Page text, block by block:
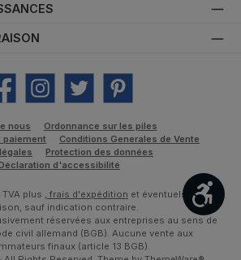
Instagram Twitter Pinterest
nous
Ordonnance sur les piles
paiement
Conditions Generales de Vente
Protection des données
d'accessibilité
plus , frais d'expédition et éventuels frais de
sauf indication contraire.
réservées aux entreprises au sens de
civil allemand (BGB). Aucune vente aux
finaux (article 13 BGB).